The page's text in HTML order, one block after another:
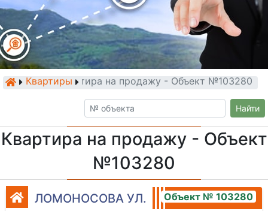
КвартирыКвартира на продажу - Объект №103280
Найти
Квартира на продажу - Объект
№103280
ЛОМОНОСОВА УЛ. Объект № 103280